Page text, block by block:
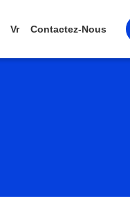
Vr Contactez-Nous